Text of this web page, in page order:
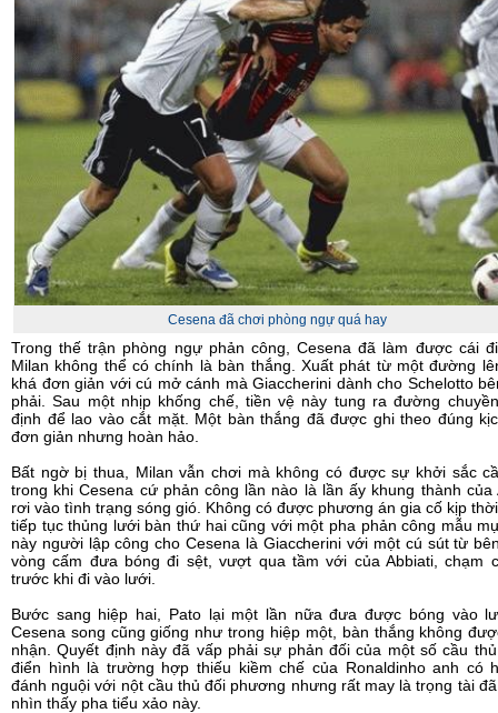
Cesena đã chơi phòng ngự quá hay
Trong thế trận phòng ngự phản công, Cesena đã làm được cái
Milan không thể có chính là bàn thắng. Xuất phát từ một đường
khá đơn giản với cú mở cánh mà Giaccherini dành cho Schelotto
phải. Sau một nhịp khống chế, tiền vệ này tung ra đường
định để lao vào cắt mặt. Một bàn thắng đã được ghi theo đúng
đơn giản nhưng hoàn hảo.
Bất ngờ bị thua, Milan vẫn chơi mà không có được sự khởi sắc
trong khi Cesena cứ phản công lần nào là lần ấy khung thành của
rơi vào tình trạng sóng gió. Không có được phương án gia cố kịp
tiếp tục thủng lưới bàn thứ hai cũng với một pha phản công mẫu
này người lập công cho Cesena là Giaccherini với một cú sút từ
vòng cấm đưa bóng đi sệt, vượt qua tầm với của Abbiati, chạm
trước khi đi vào lưới.
Bước sang hiệp hai, Pato lại một lần nữa đưa được bóng vào
Cesena song cũng giống như trong hiệp một, bàn thắng không
nhận. Quyết định này đã vấp phải sự phản đối của một số cầu
điển hình là trường hợp thiếu kiềm chế của Ronaldinho anh có
đánh nguội với nột cầu thủ đối phương nhưng rất may là trọng tài
nhìn thấy pha tiểu xảo này.